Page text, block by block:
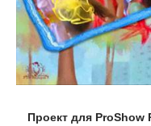
Проект для ProShow